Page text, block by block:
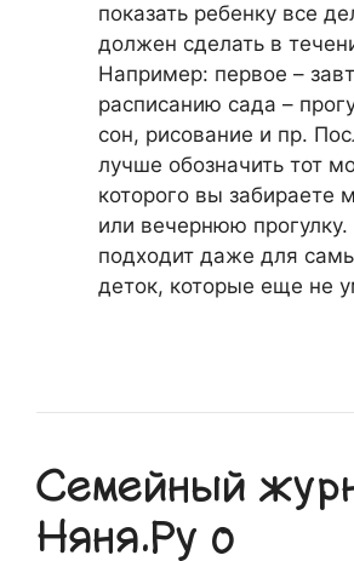
показать ребенку все
должен сделать в
Например: первое –
расписанию сада –
сон, рисование и пр.
лучше обозначить тот
которого вы забираете
или вечернюю
подходит даже для
деток, которые еще не
Семейный
Няня.Ру о